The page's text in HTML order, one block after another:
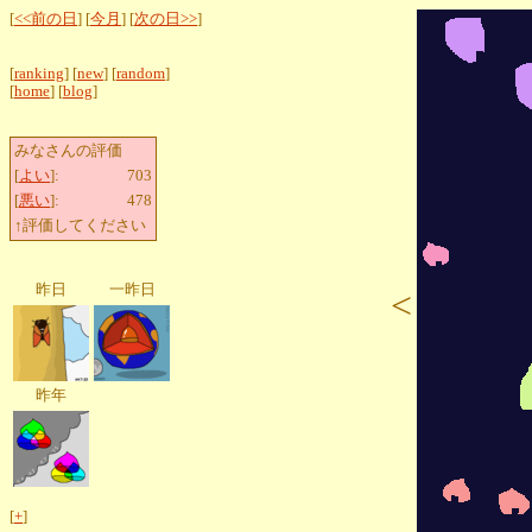
[<<前の日 ] [今月 ] [次の日>>]
[ranking] [new] [random]
[home] [blog]
みなさんの評価
[よい]:
703
[悪い]:
478
↑評価してください
昨日 一昨日
昨年
[+]
<